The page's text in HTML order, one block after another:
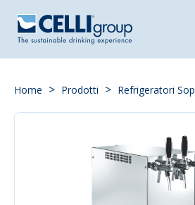
Home > Prodotti > Refrigeratori